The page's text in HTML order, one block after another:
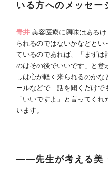
いる方へのメッセー
青井 美容医療に興味はある
られるのではないかなどとい
ているのであれば、「まずは
のはその後でいいです」と意
しは心が軽く来られるのか
ールなどで「話を聞くだけで
「いいですよ」と言ってく
います。
――先生が考える美